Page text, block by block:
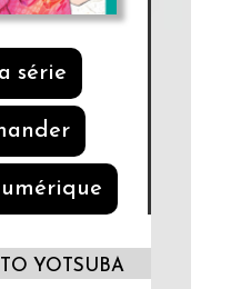
série
YOTSUBA